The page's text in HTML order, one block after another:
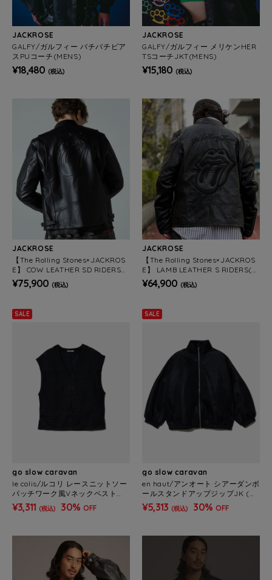
JACKROSE
GALFY/ガルフィー バチバチピア
スPUコーチ(MENS)
¥18,480 (税込)
JACKROSE
GALFY/ガルフィー メリケンHER
TSコーチJKT(MENS)
¥15,180 (税込)
JACKROSE
【The Rolling Stones×JACKROS
E】 COW LEATHER SD RIDERS
(MENS)
¥75,900 (税込)
JACKROSE
【The Rolling Stones×JACKROS
E】 LAMB LEATHER S RIDERS(M
ENS)
¥64,900 (税込)
SALE
go slow caravan
le colis/ルコリ レースニットソー
パッチワーク風Vネックベスト
(WOMENS)
¥3,311 (税込) 30% OFF
SALE
go slow caravan
en haut/アンオート シアーダンボ
ールスタンドアップジップJK (W
OMENS)
¥5,313 (税込) 30% OFF